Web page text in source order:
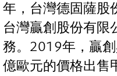
年，台灣德固薩股
台灣贏創股份有限
務。2019年，贏
億歐元的價格出售